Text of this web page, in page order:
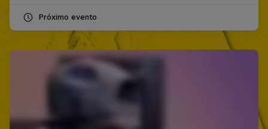
Próximo evento